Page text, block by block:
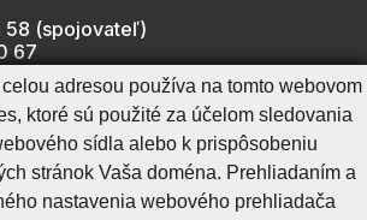
58 (spojovateľ)
67
Ochrana osobných údajov
Vyhlásenie o prístupnosti
Správca obsahu
adresou používa na tomto webovom
ktoré sú použité za účelom sledovania
sídla alebo k prispôsobeniu
stránok Vaša doména. Prehliadaním a
nastavenia webového prehliadača